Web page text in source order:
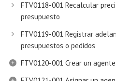
FTV0118-001 Recalcular
presupuesto
FTV0119-001 Registrar
presupuestos o pedidos
FTV0120-001 Crear un